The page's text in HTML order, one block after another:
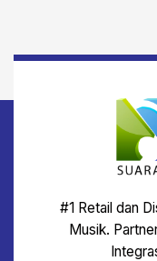
#1 Retail dan
Musik.